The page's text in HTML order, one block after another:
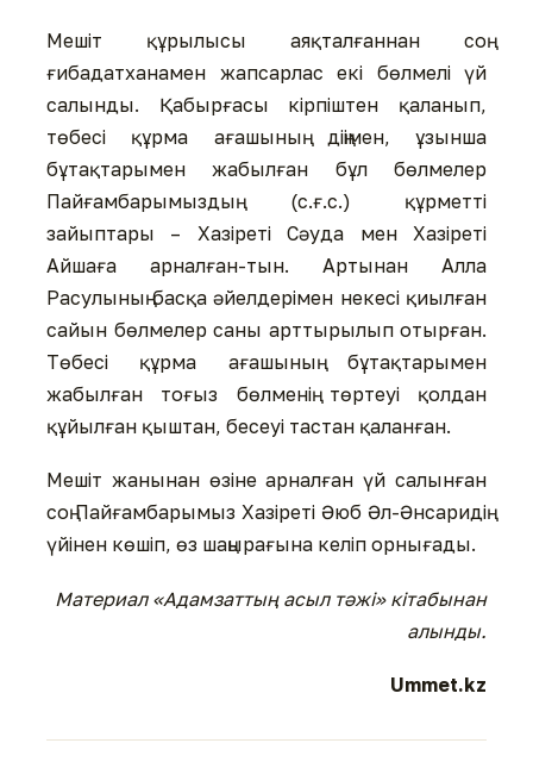
Мешіт құрылысы аяқталғаннан соң
ғибадатханамен жапсарлас екі бөлмелі үй
салынды. Қабырғасы кірпіштен қаланып,
төбесі құрма ағашының діңімен, ұзынша
бұтақтарымен жабылған бұл бөлмелер
Пайғамбарымыздың (с.ғ.с.) құрметті
зайыптары – Хазіреті Сәуда мен Хазіреті
Айшаға арналған-тын. Артынан Алла
Расулының басқа әйелдерімен некесі қиылған
сайын бөлмелер саны арттырылып отырған.
Төбесі құрма ағашының бұтақтарымен
жабылған тоғыз бөлменің төртеуі қолдан
құйылған қыштан, бесеуі тастан қаланған.
Мешіт жанынан өзіне арналған үй салынған
соң Пайғамбарымыз Хазіреті Әюб Әл-Әнсаридің
үйінен көшіп, өз шаңырағына келіп орнығады.
Материал «Адамзаттың асыл тәжі» кітабынан
алынды.
Ummet.kz